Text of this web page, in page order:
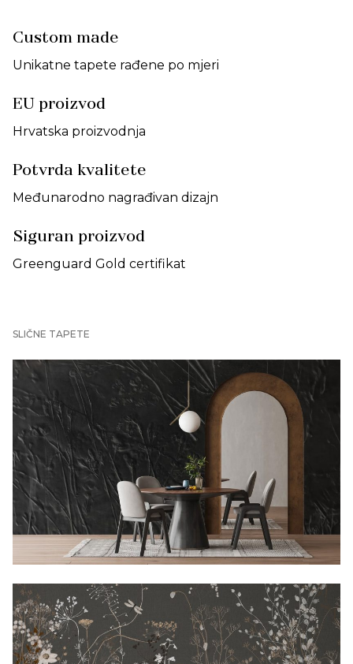
Custom made
Unikatne tapete rađene po mjeri
EU proizvod
Hrvatska proizvodnja
Potvrda kvalitete
Međunarodno nagrađivan dizajn
Siguran proizvod
Greenguard Gold certifikat
SLIČNE TAPETE